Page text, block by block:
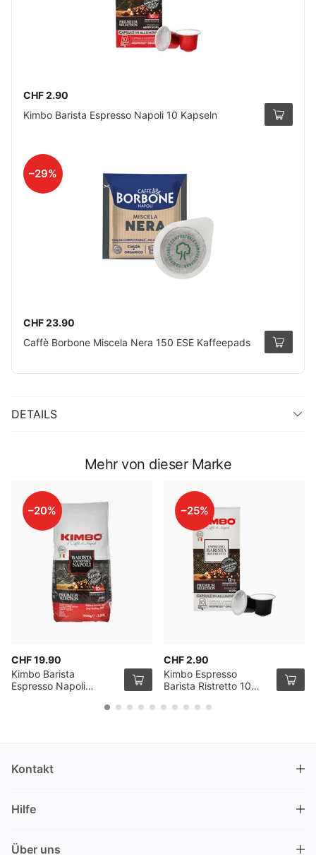
CHF 2.90
Kimbo Barista Espresso Napoli 10 Kapseln
–29%
CHF 23.90
Caffè Borbone Miscela Nera 150 ESE Kaffeepads
DETAILS
Mehr von dieser Marke
–20%
CHF 19.90
Kimbo Barista
Espresso Napoli
–25%
CHF 2.90
Kimbo Espresso
Barista Ristretto 10
Kontakt
Nüschelerstrasse 35
Schweiz
Hilfe
Über uns